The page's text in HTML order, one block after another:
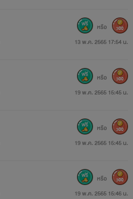
13 พ.ค. 2565 17:54 น.
หรือ 300
19 พ.ค. 2565 15:45 น.
หรือ 300
19 พ.ค. 2565 15:45 น.
หรือ 300
19 พ.ค. 2565 15:46 น.
หรือ 300